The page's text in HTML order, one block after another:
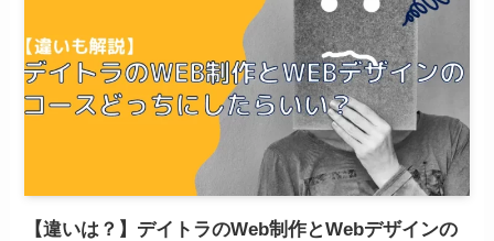
【違いは？】デイトラのWeb制作とWebデザインの